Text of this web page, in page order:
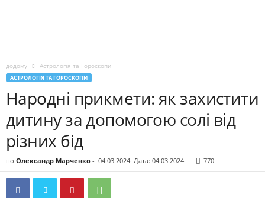
додому Астрологія та Гороскопи
АСТРОЛОГІЯ ТА ГОРОСКОПИ
Народні прикмети: як захистити
дитину за допомогою солі від
різних бід
по Олександр Марченко - 04.03.2024 Дата: 04.03.2024 770